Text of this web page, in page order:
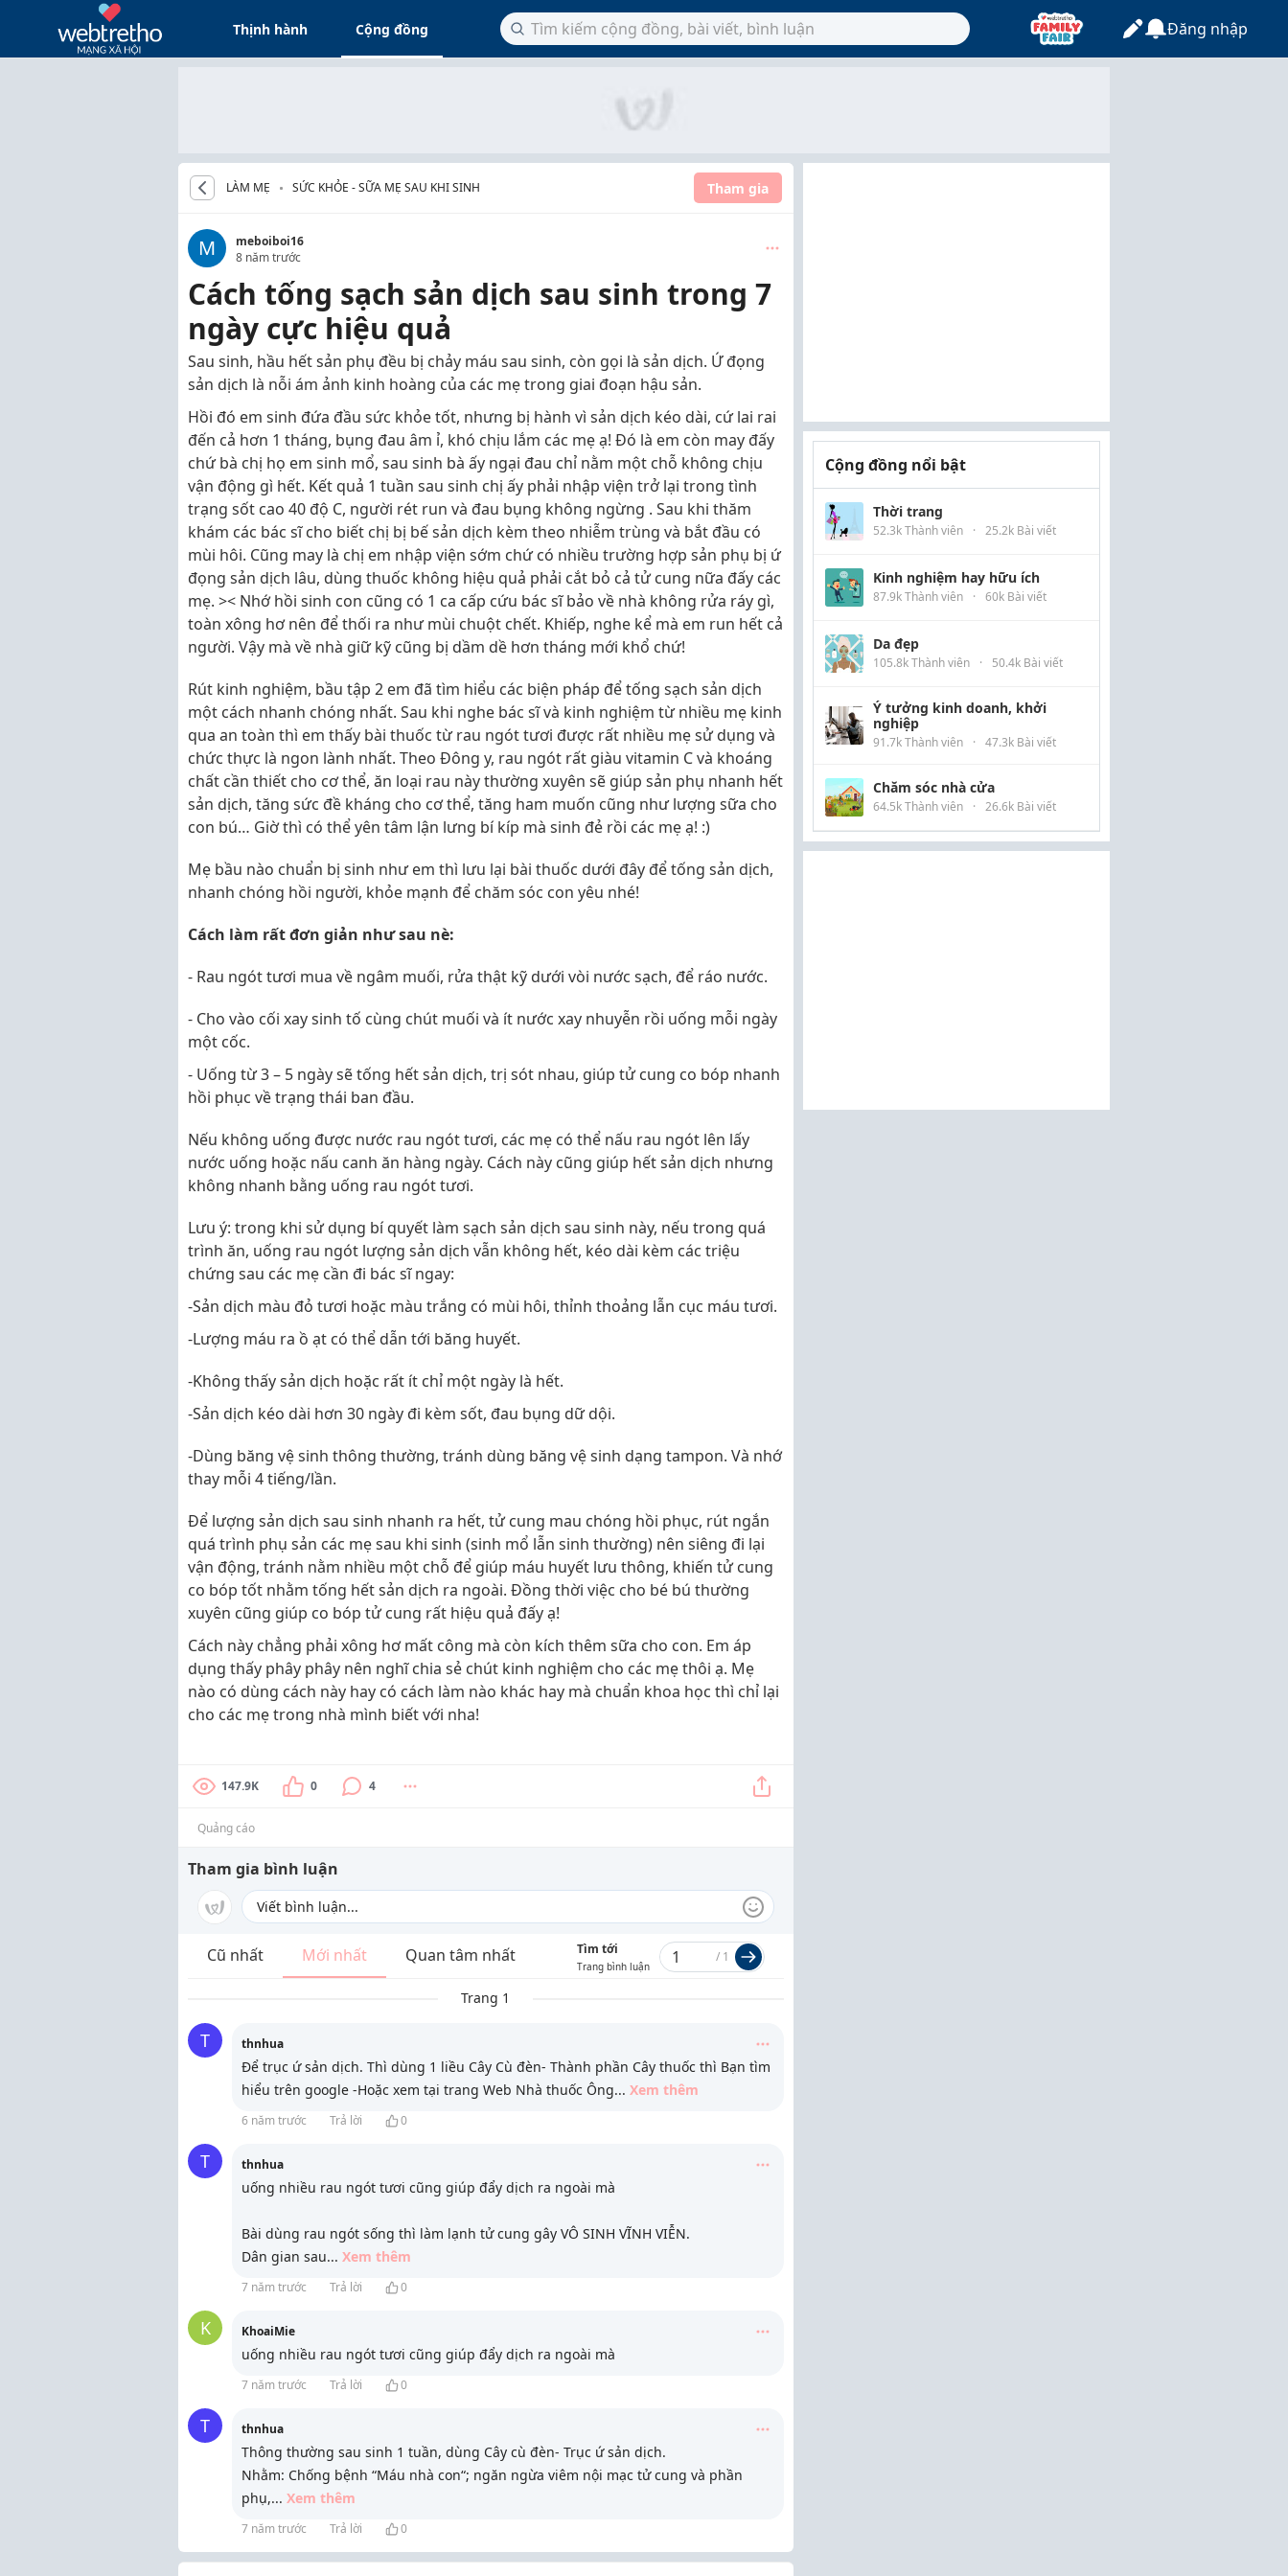
Thịnh hành Cộng đồng Đăng nhập
LÀM MẸ SỨC KHỎE - SỮA MẸ SAU KHI SINH Tham gia
M
meboiboi16
8 năm trước
Cách tống sạch sản dịch sau sinh trong 7
ngày cực hiệu quả
Sau sinh, hầu hết sản phụ đều bị chảy máu sau sinh, còn gọi là sản dịch. Ứ đọng
sản dịch là nỗi ám ảnh kinh hoàng của các mẹ trong giai đoạn hậu sản.
Hồi đó em sinh đứa đầu sức khỏe tốt, nhưng bị hành vì sản dịch kéo dài, cứ lai rai
đến cả hơn 1 tháng, bụng đau âm ỉ, khó chịu lắm các mẹ ạ! Đó là em còn may đấy
chứ bà chị họ em sinh mổ, sau sinh bà ấy ngại đau chỉ nằm một chỗ không chịu
vận động gì hết. Kết quả 1 tuần sau sinh chị ấy phải nhập viện trở lại trong tình
trạng sốt cao 40 độ C, người rét run và đau bụng không ngừng . Sau khi thăm
khám các bác sĩ cho biết chị bị bế sản dịch kèm theo nhiễm trùng và bắt đầu có
mùi hôi. Cũng may là chị em nhập viện sớm chứ có nhiều trường hợp sản phụ bị ứ
đọng sản dịch lâu, dùng thuốc không hiệu quả phải cắt bỏ cả tử cung nữa đấy các
mẹ. >< Nhớ hồi sinh con cũng có 1 ca cấp cứu bác sĩ bảo về nhà không rửa ráy gì,
toàn xông hơ nên để thối ra như mùi chuột chết. Khiếp, nghe kể mà em run hết cả
người. Vậy mà về nhà giữ kỹ cũng bị dầm dề hơn tháng mới khổ chứ!
Rút kinh nghiệm, bầu tập 2 em đã tìm hiểu các biện pháp để tống sạch sản dịch
một cách nhanh chóng nhất. Sau khi nghe bác sĩ và kinh nghiệm từ nhiều mẹ kinh
qua an toàn thì em thấy bài thuốc từ rau ngót tươi được rất nhiều mẹ sử dụng và
chức thực là ngon lành nhất. Theo Đông y, rau ngót rất giàu vitamin C và khoáng
chất cần thiết cho cơ thể, ăn loại rau này thường xuyên sẽ giúp sản phụ nhanh hết
sản dịch, tăng sức đề kháng cho cơ thể, tăng ham muốn cũng như lượng sữa cho
con bú… Giờ thì có thể yên tâm lận lưng bí kíp mà sinh đẻ rồi các mẹ ạ! :)
Mẹ bầu nào chuẩn bị sinh như em thì lưu lại bài thuốc dưới đây để tống sản dịch,
nhanh chóng hồi người, khỏe mạnh để chăm sóc con yêu nhé!
Cách làm rất đơn giản như sau nè:
- Rau ngót tươi mua về ngâm muối, rửa thật kỹ dưới vòi nước sạch, để ráo nước.
- Cho vào cối xay sinh tố cùng chút muối và ít nước xay nhuyễn rồi uống mỗi ngày
một cốc.
- Uống từ 3 – 5 ngày sẽ tống hết sản dịch, trị sót nhau, giúp tử cung co bóp nhanh
hồi phục về trạng thái ban đầu.
Nếu không uống được nước rau ngót tươi, các mẹ có thể nấu rau ngót lên lấy
nước uống hoặc nấu canh ăn hàng ngày. Cách này cũng giúp hết sản dịch nhưng
không nhanh bằng uống rau ngót tươi.
Lưu ý: trong khi sử dụng bí quyết làm sạch sản dịch sau sinh này, nếu trong quá
trình ăn, uống rau ngót lượng sản dịch vẫn không hết, kéo dài kèm các triệu
chứng sau các mẹ cần đi bác sĩ ngay:
-Sản dịch màu đỏ tươi hoặc màu trắng có mùi hôi, thỉnh thoảng lẫn cục máu tươi.
-Lượng máu ra ồ ạt có thể dẫn tới băng huyết.
-Không thấy sản dịch hoặc rất ít chỉ một ngày là hết.
-Sản dịch kéo dài hơn 30 ngày đi kèm sốt, đau bụng dữ dội.
-Dùng băng vệ sinh thông thường, tránh dùng băng vệ sinh dạng tampon. Và nhớ
thay mỗi 4 tiếng/lần.
Để lượng sản dịch sau sinh nhanh ra hết, tử cung mau chóng hồi phục, rút ngắn
quá trình phụ sản các mẹ sau khi sinh (sinh mổ lẫn sinh thường) nên siêng đi lại
vận động, tránh nằm nhiều một chỗ để giúp máu huyết lưu thông, khiến tử cung
co bóp tốt nhằm tống hết sản dịch ra ngoài. Đồng thời việc cho bé bú thường
xuyên cũng giúp co bóp tử cung rất hiệu quả đấy ạ!
Cách này chẳng phải xông hơ mất công mà còn kích thêm sữa cho con. Em áp
dụng thấy phây phây nên nghĩ chia sẻ chút kinh nghiệm cho các mẹ thôi ạ. Mẹ
nào có dùng cách này hay có cách làm nào khác hay mà chuẩn khoa học thì chỉ lại
cho các mẹ trong nhà mình biết với nha!
147.9K 0 4
Quảng cáo
Tham gia bình luận
Cũ nhất Mới nhất Quan tâm nhất Tìm tới
Trang bình luận
/ 1
Trang 1
T thnhua
Để trục ứ sản dịch. Thì dùng 1 liều Cây Cù đèn- Thành phần Cây thuốc thì Bạn tìm
hiểu trên google -Hoặc xem tại trang Web Nhà thuốc Ông... Xem thêm
6 năm trước Trả lời 0
T thnhua
uống nhiều rau ngót tươi cũng giúp đẩy dịch ra ngoài mà
Bài dùng rau ngót sống thì làm lạnh tử cung gây VÔ SINH VĨNH VIỄN.
Dân gian sau... Xem thêm
7 năm trước Trả lời 0
K KhoaiMie
uống nhiều rau ngót tươi cũng giúp đẩy dịch ra ngoài mà
7 năm trước Trả lời 0
T thnhua
Thông thường sau sinh 1 tuần, dùng Cây cù đèn- Trục ứ sản dịch.
Nhằm: Chống bệnh “Máu nhà con“; ngăn ngừa viêm nội mạc tử cung và phần
phụ,... Xem thêm
7 năm trước Trả lời 0
Cộng đồng nổi bật
Thời trang
52.3k Thành viên · 25.2k Bài viết
Kinh nghiệm hay hữu ích
87.9k Thành viên · 60k Bài viết
Da đẹp
105.8k Thành viên · 50.4k Bài viết
Ý tưởng kinh doanh, khởi
nghiệp
91.7k Thành viên · 47.3k Bài viết
Chăm sóc nhà cửa
64.5k Thành viên · 26.6k Bài viết